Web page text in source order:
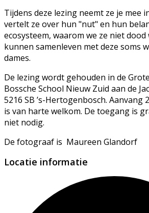
Tijdens deze lezing neemt ze je mee
vertelt ze over hun "nut" en hun
ecosysteem, waarom we ze niet dood
kunnen samenleven met deze soms
dames.
De lezing wordt gehouden in de
Bossche School Nieuw Zuid aan de
5216 SB ’s-Hertogenbosch. Aanvang
is van harte welkom. De toegang is
niet nodig.
De fotograaf is Maureen Glandorf
Locatie informatie